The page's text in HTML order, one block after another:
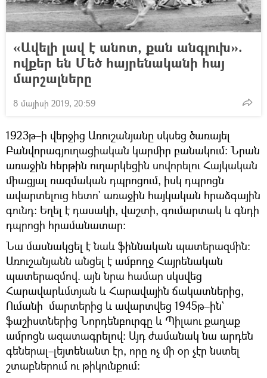
«Ավելի լավ է անոտ, քան անգլուխ».
ովքեր են Մեծ հայրենականի հայ
մարշալները
8 մայիսի 2019, 20:59
1923թ–ի վերջից Առուշանյանը սկսեց ծառայել
Բանվորագյուղացիական կարմիր բանակում։ Նրան
առաջին հերթին ուղարկեցին սովորելու Հայկական
միացյալ ռազմական դպրոցում, իսկ դպրոցն
ավարտելուց հետո` առաջին հայկական հրաձգային
գունդ։ Եղել է դասակի, վաշտի, գումարտակ և գնդի
դպրոցի հրամանատար։
Նա մասնակցել է նաև ֆիննական պատերազմին։
Առուշանյանն անցել է ամբողջ Հայրենական
պատերազմով. այն նրա համար սկսվեց
Հարավարևմտյան և Հարավային ճակատներից,
Ումանի մարտերից և ավարտվեց 1945թ–ին`
ֆաշիստներից Նորդենբուրգը և Պիլաու քաղաք
ամրոցն ազատագրելով։ Այդ ժամանակ նա արդեն
գեներալ–լեյտենանտ էր, որը ոչ մի օր չէր նստել
շտաբներում ու թիկունքում։